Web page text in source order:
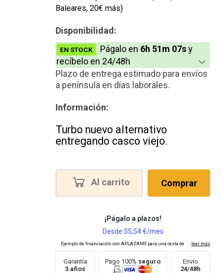
Baleares, 20€ más)
Disponibilidad:
EN STOCK Págalo en 6h 51m 07sy
recíbelo en 24/48h
Plazo de entrega estimado para envíos
a península en días laborales.
Información:
Turbo nuevo alternativo
entregando casco viejo.
Al carrito Comprar
Garantía
3 años
Pago 100% seguro
Envío
24/48h